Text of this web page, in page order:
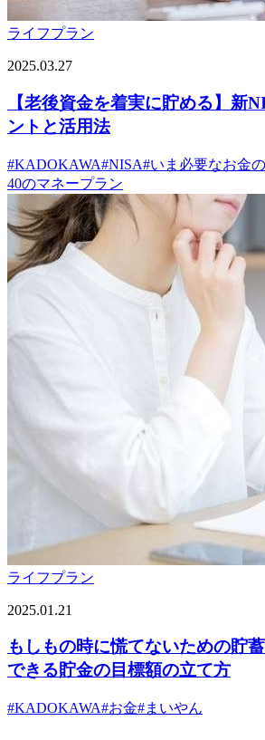
ライフプラン
2025.03.27
【老後資金を着実に貯める】新
ントと活用法
#KADOKAWA#NISA#いま必要なお金
40のマネープラン
ライフプラン
2025.01.21
もしもの時に慌てないための貯
できる貯金の目標額の立て方
#KADOKAWA#お金#まいやん